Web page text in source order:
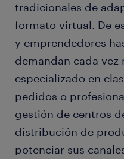
tradicionales de
formato virtual. De
y emprendedores
demandan cada vez
especializado en
pedidos o
gestión de centros
distribución de
potenciar sus